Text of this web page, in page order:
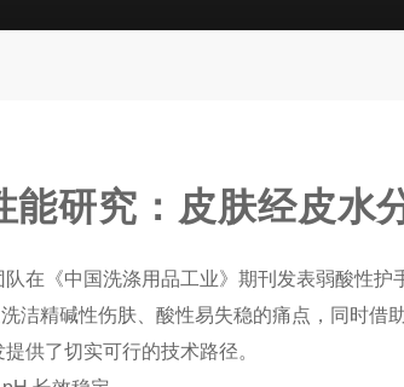
研究： 皮肤经皮水
在《中国洗涤用品工业》期刊发表弱酸性
洁精碱性伤肤、酸性易失稳的痛点，同时借
供了切实可行的技术路径。